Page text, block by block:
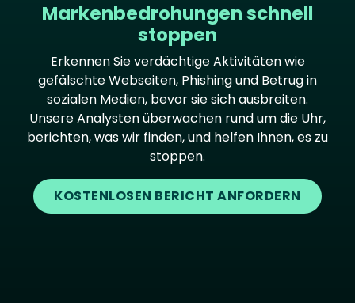
Markenbedrohungen schnell
stoppen
Erkennen Sie verdächtige Aktivitäten wie
gefälschte Webseiten, Phishing und Betrug in
sozialen Medien, bevor sie sich ausbreiten.
Unsere Analysten überwachen rund um die Uhr,
berichten, was wir finden, und helfen Ihnen, es zu
stoppen.
KOSTENLOSEN BERICHT ANFORDERN